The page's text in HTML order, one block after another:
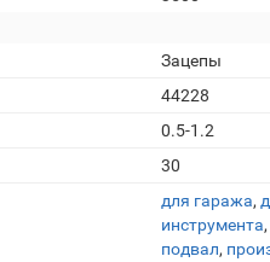
Зацепы
44228
0.5-1.2
30
для гаража,
инструмента,
подвал,